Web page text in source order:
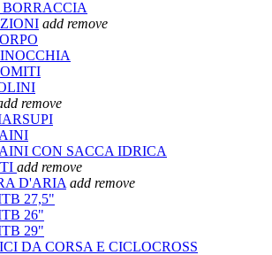
BORRACCIA
add remove
remove
CON SACCA IDRICA
add remove
D'ARIA add remove
27,5"
26"
29"
DA CORSA E CICLOCROSS